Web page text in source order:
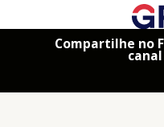
Compartilhe no